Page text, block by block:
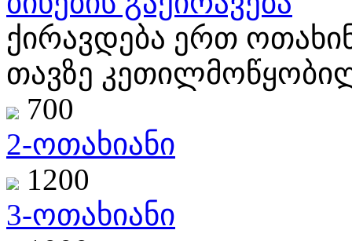
ქირავდება ერთ
თავზე
700
2-ოთახიანი
1200
3-ოთახიანი